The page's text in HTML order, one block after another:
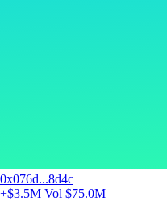
0x076d...8d4c
+$3.5M Vol $75.0M